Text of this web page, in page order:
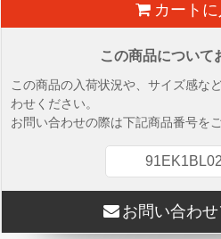
カート
この商品について
この商品の入荷状況や、サイズ感な
わせください。
お問い合わせの際は下記商品番号を
お問い合わ